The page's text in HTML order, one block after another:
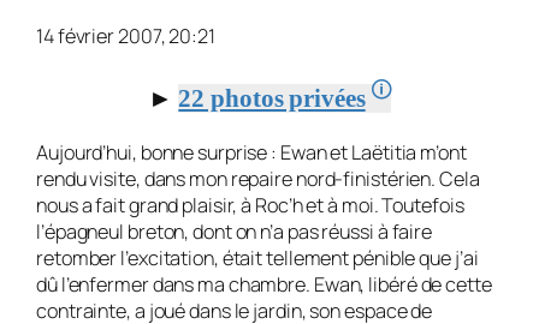
14 février 2007, 20:21
► 22 photos privées 🛈
Aujourd’hui, bonne surprise : Ewan et Laëtitia m’ont
rendu visite, dans mon repaire nord-finistérien. Cela
nous a fait grand plaisir, à Roc’h et à moi. Toutefois
l’épagneul breton, dont on n’a pas réussi à faire
retomber l’excitation, était tellement pénible que j’ai
dû l’enfermer dans ma chambre. Ewan, libéré de cette
contrainte, a joué dans le jardin, son espace de